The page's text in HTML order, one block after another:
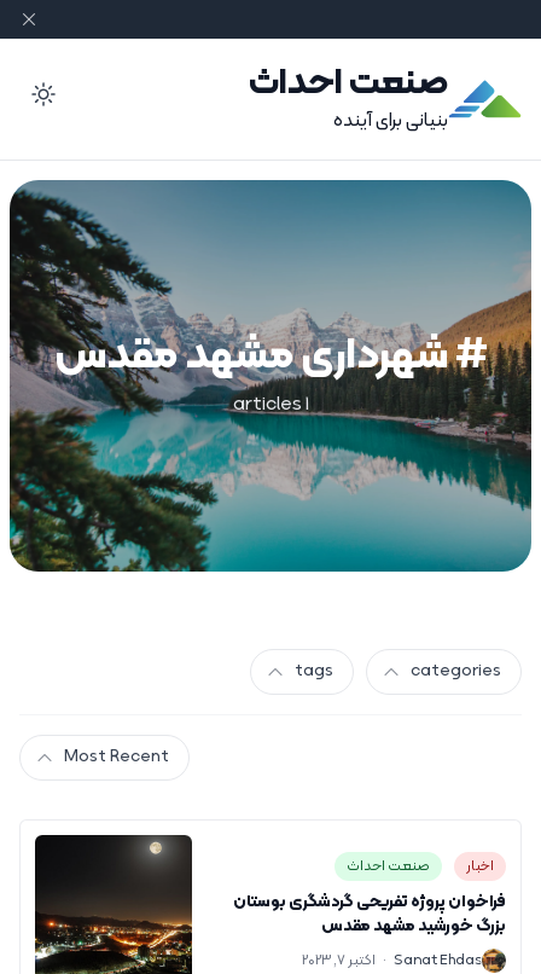
صنعت احداث
بنیانی برای آینده
# شهرداری مشهد مقدس
1 articles
categories
tags
Most Recent
اخبار صنعت احداث
فراخوان پروژه تفریحی گردشگری بوستان
بزرگ خورشید مشهد مقدس
S
Sanat Ehdas
· اکتبر 7, 2023